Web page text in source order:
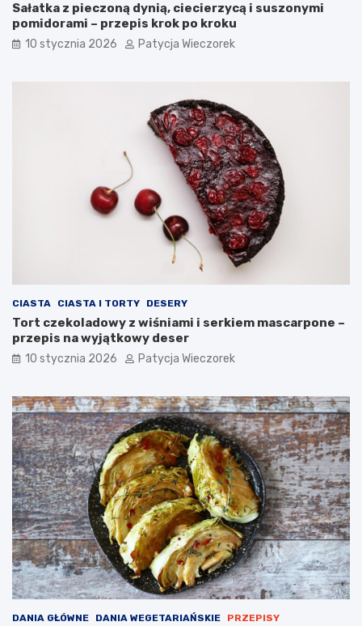
Sałatka z pieczoną dynią, ciecierzycą i suszonymi
pomidorami – przepis krok po kroku
10 stycznia 2026 Patycja Wieczorek
CIASTA CIASTA I TORTY DESERY
Tort czekoladowy z wiśniami i serkiem mascarpone –
przepis na wyjątkowy deser
10 stycznia 2026 Patycja Wieczorek
DANIA GŁÓWNE DANIA WEGETARIAŃSKIE
PRZEPISY